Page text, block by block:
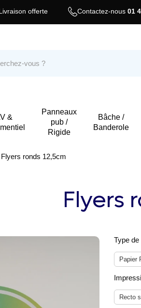
offerte Contactez-nous01
&
Panneaux
pub /
Rigide
Bâche /
Banderole
Flyers ronds 12,5cm
Flyers
Type de
Papier
Recto